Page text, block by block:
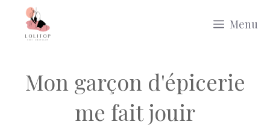
Menu
Mon garçon d'épicerie
me fait jouir